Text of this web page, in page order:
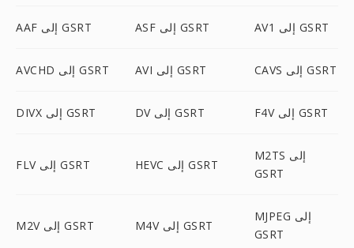
AAF إلى GSRT ASF إلى GSRT AV1 إلى GSRT
AVCHD إلى GSRT AVI إلى GSRT CAVS إلى GSRT
DIVX إلى GSRT DV إلى GSRT F4V إلى GSRT
FLV إلى GSRT HEVC إلى GSRT
M2TS إلى
GSRT
M2V إلى GSRT M4V إلى GSRT
MJPEG إلى
GSRT